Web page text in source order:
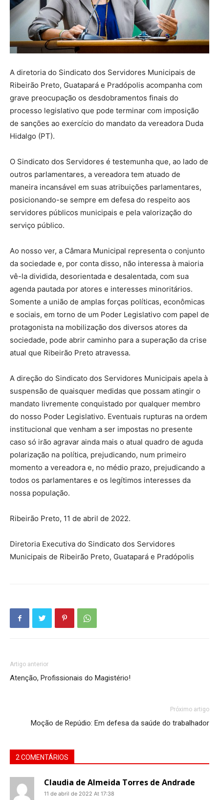
A diretoria do Sindicato dos Servidores Municipais de
Ribeirão Preto, Guatapará e Pradópolis acompanha com
grave preocupação os desdobramentos finais do
processo legislativo que pode terminar com imposição
de sanções ao exercício do mandato da vereadora Duda
Hidalgo (PT).
O Sindicato dos Servidores é testemunha que, ao lado de
outros parlamentares, a vereadora tem atuado de
maneira incansável em suas atribuições parlamentares,
posicionando-se sempre em defesa do respeito aos
servidores públicos municipais e pela valorização do
serviço público.
Ao nosso ver, a Câmara Municipal representa o conjunto
da sociedade e, por conta disso, não interessa à maioria
vê-la dividida, desorientada e desalentada, com sua
agenda pautada por atores e interesses minoritários.
Somente a união de amplas forças políticas, econômicas
e sociais, em torno de um Poder Legislativo com papel de
protagonista na mobilização dos diversos atores da
sociedade, pode abrir caminho para a superação da crise
atual que Ribeirão Preto atravessa.
A direção do Sindicato dos Servidores Municipais apela à
suspensão de quaisquer medidas que possam atingir o
mandato livremente conquistado por qualquer membro
do nosso Poder Legislativo. Eventuais rupturas na ordem
institucional que venham a ser impostas no presente
caso só irão agravar ainda mais o atual quadro de aguda
polarização na política, prejudicando, num primeiro
momento a vereadora e, no médio prazo, prejudicando a
todos os parlamentares e os legítimos interesses da
nossa população.
Ribeirão Preto, 11 de abril de 2022.
Diretoria Executiva do Sindicato dos Servidores
Municipais de Ribeirão Preto, Guatapará e Pradópolis
Artigo anterior
Atenção, Profissionais do Magistério!
Próximo artigo
Moção de Repúdio: Em defesa da saúde do trabalhador
2 COMENTÁRIOS
Claudia de Almeida Torres de Andrade
11 de abril de 2022 At 17:38